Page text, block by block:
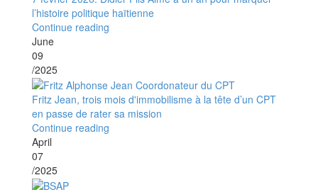
l’histoire politique haïtienne
Continue reading
June
09
/2025
Fritz Jean, trois mois d'immobilisme à la tête d’un CPT
en passe de rater sa mission
Continue reading
April
07
/2025